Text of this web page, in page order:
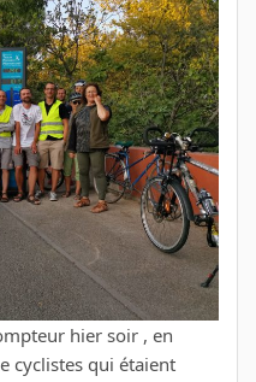
hier soir , en
cyclistes qui étaient